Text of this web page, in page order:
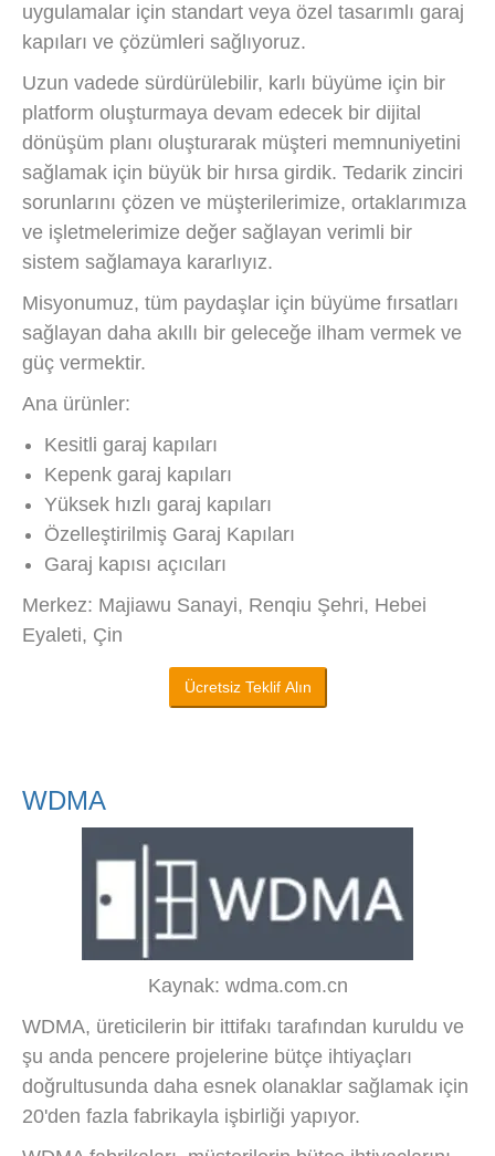
uygulamalar için standart veya özel tasarımlı garaj
kapıları ve çözümleri sağlıyoruz.
Uzun vadede sürdürülebilir, karlı büyüme için bir
platform oluşturmaya devam edecek bir dijital
dönüşüm planı oluşturarak müşteri memnuniyetini
sağlamak için büyük bir hırsa girdik. Tedarik zinciri
sorunlarını çözen ve müşterilerimize, ortaklarımıza
ve işletmelerimize değer sağlayan verimli bir
sistem sağlamaya kararlıyız.
Misyonumuz, tüm paydaşlar için büyüme fırsatları
sağlayan daha akıllı bir geleceğe ilham vermek ve
güç vermektir.
Ana ürünler:
Kesitli garaj kapıları
Kepenk garaj kapıları
Yüksek hızlı garaj kapıları
Özelleştirilmiş Garaj Kapıları
Garaj kapısı açıcıları
Merkez: Majiawu Sanayi, Renqiu Şehri, Hebei
Eyaleti, Çin
Ücretsiz Teklif Alın
WDMA
Kaynak: wdma.com.cn
WDMA, üreticilerin bir ittifakı tarafından kuruldu ve
şu anda pencere projelerine bütçe ihtiyaçları
doğrultusunda daha esnek olanaklar sağlamak için
20'den fazla fabrikayla işbirliği yapıyor.